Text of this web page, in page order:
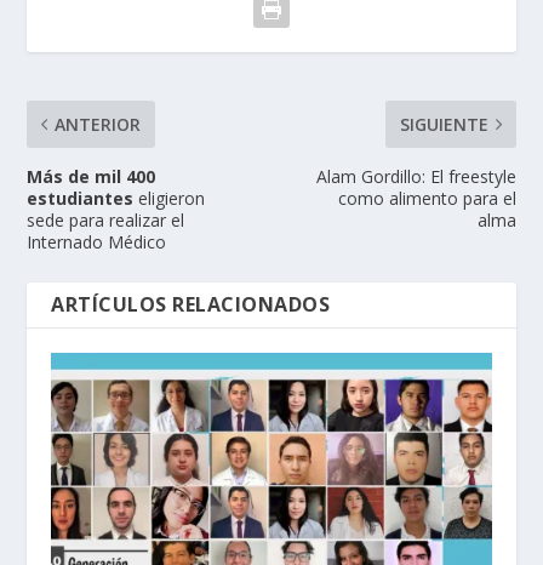
ANTERIOR
Más de mil 400
estudiantes eligieron
sede para realizar el
Internado Médico
SIGUIENTE
Alam Gordillo: El freestyle
como alimento para el
alma
ARTÍCULOS RELACIONADOS